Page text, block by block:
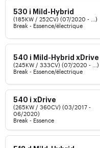
530 i Mild-Hybrid
(185KW / 252CV) (07/2020 - ...)
Break - Essence/électrique
540 i Mild-Hybrid xDrive
(245KW / 333CV) (07/2020 - ...)
Break - Essence/électrique
540 i xDrive
(265KW / 360CV) (03/2017 -
06/2020)
Break - Essence